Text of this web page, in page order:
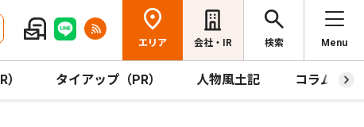
エリア 会社・IR 検索 Menu
タイアップ（PR） 人物風土記 コラム